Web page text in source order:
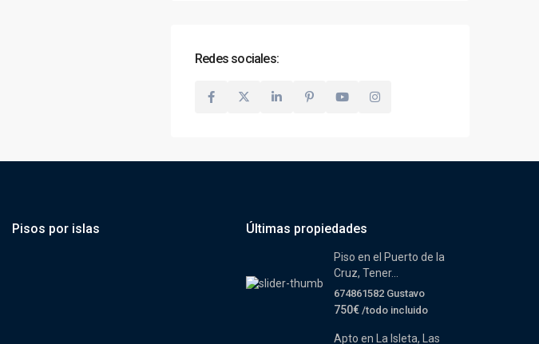
Redes sociales:
Pisos por islas Últimas propiedades
Piso en el Puerto de la
Cruz, Tener...
674861582 Gustavo
750€ /todo incluido
Apto en La Isleta, Las